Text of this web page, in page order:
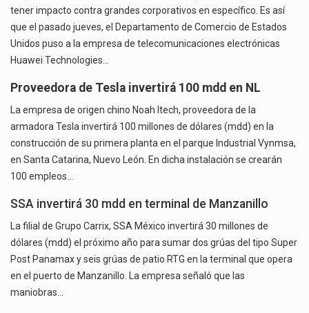
tener impacto contra grandes corporativos en específico. Es así
que el pasado jueves, el Departamento de Comercio de Estados
Unidos puso a la empresa de telecomunicaciones electrónicas
Huawei Technologies…
Proveedora de Tesla invertirá 100 mdd en NL
La empresa de origen chino Noah Itech, proveedora de la
armadora Tesla invertirá 100 millones de dólares (mdd) en la
construcción de su primera planta en el parque Industrial Vynmsa,
en Santa Catarina, Nuevo León. En dicha instalación se crearán
100 empleos…
SSA invertirá 30 mdd en terminal de Manzanillo
La filial de Grupo Carrix, SSA México invertirá 30 millones de
dólares (mdd) el próximo año para sumar dos grúas del tipo Super
Post Panamax y seis grúas de patio RTG en la terminal que opera
en el puerto de Manzanillo. La empresa señaló que las
maniobras…